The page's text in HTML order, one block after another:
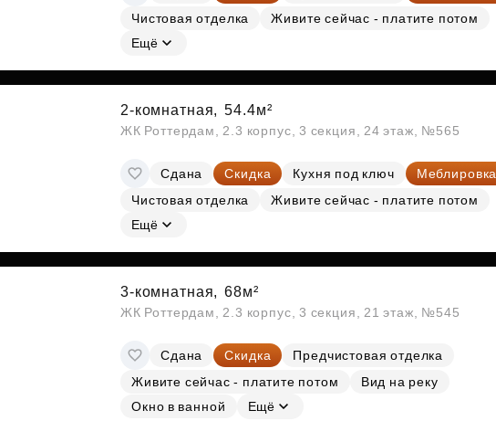
Чистовая отделка
Живите сейчас - платите потом
Ещё
2-комнатная, 54.4м²
ЖК Роттердам, 2.3 корпус, 3 секция, 24 этаж, №565
Сдана Скидка Кухня под ключ
Меблировка
Чистовая отделка
Живите сейчас - платите потом
Ещё
3-комнатная, 68м²
ЖК Роттердам, 2.3 корпус, 3 секция, 21 этаж, №545
Сдана Скидка
Предчистовая отделка
Живите сейчас - платите потом
Вид на реку
Окно в ванной
Ещё